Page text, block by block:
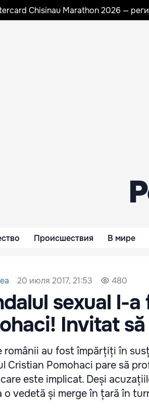
Chisinau Marathon 2026 —
Происшествия В мире
20 июля 2017, 21:53 480
sexual l-
Invitat
românii au fost împărțiți în
Cristian Pomohaci pare să
este implicat. Deși
o vedetă și merge în țară în